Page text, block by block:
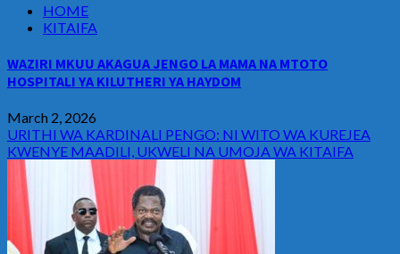
HOME
KITAIFA
WAZIRI MKUU AKAGUA JENGO LA MAMA NA MTOTO
HOSPITALI YA KILUTHERI YA HAYDOM
March 2, 2026
URITHI WA KARDINALI PENGO: NI WITO WA KUREJEA
KWENYE MAADILI, UKWELI NA UMOJA WA KITAIFA